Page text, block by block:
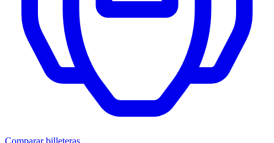
Comparar billeteras